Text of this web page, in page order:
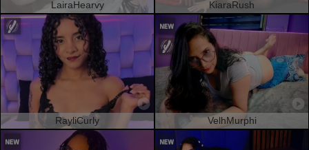
LairaHearvy KiaraRush
RayliCurly VelhMurphi